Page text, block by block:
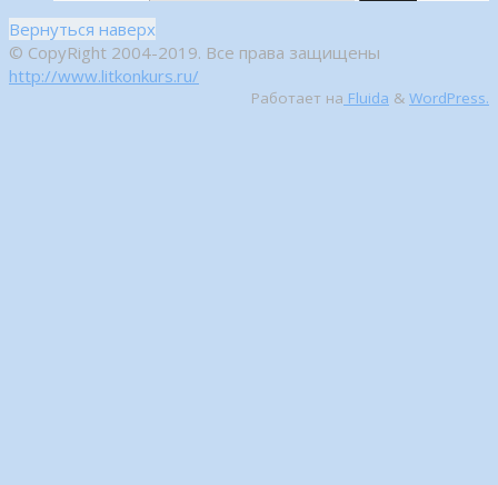
Вернуться наверх
© CopyRight 2004-2019. Все права защищены
http://www.litkonkurs.ru/
Работает на Fluida & WordPress.